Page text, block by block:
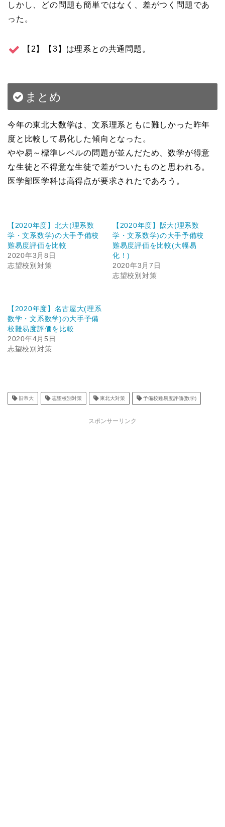
しかし、どの問題も簡単ではなく、差がつく問題であ
った。
【2】【3】は理系との共通問題。
まとめ
今年の東北大数学は、文系理系ともに難しかった昨年
度と比較して易化した傾向となった。
やや易～標準レベルの問題が並んだため、数学が得意
な生徒と不得意な生徒で差がついたものと思われる。
医学部医学科は高得点が要求されたであろう。
【2020年度】北大(理系数
学・文系数学)の大手予備校
難易度評価を比較
2020年3月8日
志望校別対策
【2020年度】阪大(理系数
学・文系数学)の大手予備校
難易度評価を比較(大幅易
化！)
2020年3月7日
志望校別対策
【2020年度】名古屋大(理系
数学・文系数学)の大手予備
校難易度評価を比較
2020年4月5日
志望校別対策
旧帝大 志望校別対策 東北大対策 予備校難易度評価(数学)
スポンサーリンク